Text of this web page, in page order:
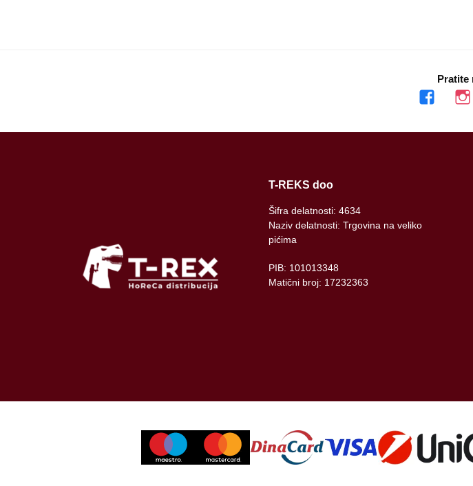
Pratite
facebook
T-REKS doo
Šifra delatnosti: 4634
Naziv delatnosti: Trgovina na veliko
pićima
PIB: 101013348
Matični broj: 17232363